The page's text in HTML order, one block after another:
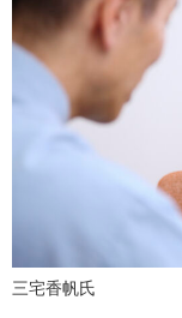
三宅香帆氏